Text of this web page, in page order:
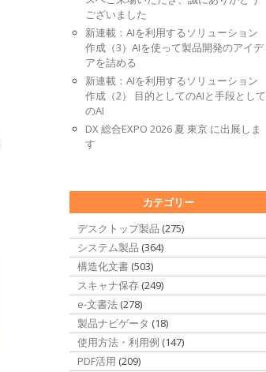
ございました
新連載：AIを利用するソリューション
作成（3）AIを使って製品開発のアイデ
アを詰める
新連載：AIを利用するソリューション
作成（2） 目的としてのAIと手段として
のAI
DX 総合EXPO 2026 夏 東京 に出展しま
す
カテゴリー
デスクトップ製品 (275)
システム製品 (364)
構造化文書 (503)
スキャナ保存 (249)
e-文書法 (278)
製品ナビゲータ (18)
使用方法・利用例 (147)
PDF活用 (209)